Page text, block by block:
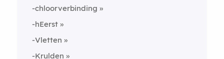
-chloorverbinding
-hEerst
-Vletten
-Krulden